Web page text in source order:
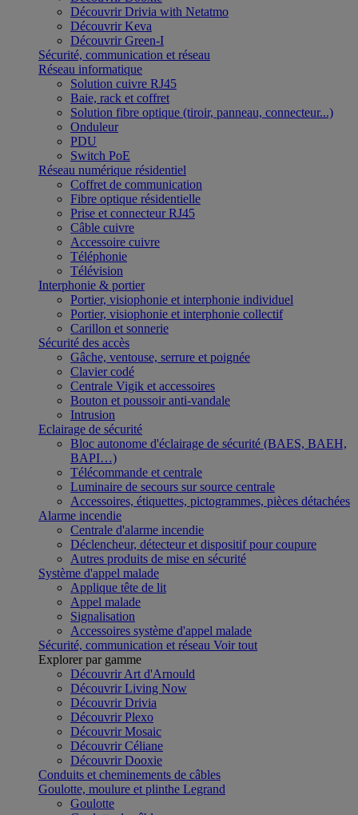
Découvrir Drivia with Netatmo
Découvrir Keva
Découvrir Green-I
Sécurité, communication et réseau
Réseau informatique
Solution cuivre RJ45
Baie, rack et coffret
Solution fibre optique (tiroir, panneau, connecteur...)
Onduleur
PDU
Switch PoE
Réseau numérique résidentiel
Coffret de communication
Fibre optique résidentielle
Prise et connecteur RJ45
Câble cuivre
Accessoire cuivre
Téléphonie
Télévision
Interphonie & portier
Portier, visiophonie et interphonie individuel
Portier, visiophonie et interphonie collectif
Carillon et sonnerie
Sécurité des accès
Gâche, ventouse, serrure et poignée
Clavier codé
Centrale Vigik et accessoires
Bouton et poussoir anti-vandale
Intrusion
Eclairage de sécurité
Bloc autonome d'éclairage de sécurité (BAES, BAEH,
BAPI…)
Télécommande et centrale
Luminaire de secours sur source centrale
Accessoires, étiquettes, pictogrammes, pièces détachées
Alarme incendie
Centrale d'alarme incendie
Déclencheur, détecteur et dispositif pour coupure
Autres produits de mise en sécurité
Système d'appel malade
Applique tête de lit
Appel malade
Signalisation
Accessoires système d'appel malade
Sécurité, communication et réseau Voir tout
Explorer par gamme
Découvrir Art d'Arnould
Découvrir Living Now
Découvrir Drivia
Découvrir Plexo
Découvrir Mosaic
Découvrir Céliane
Découvrir Dooxie
Conduits et cheminements de câbles
Goulotte, moulure et plinthe Legrand
Goulotte